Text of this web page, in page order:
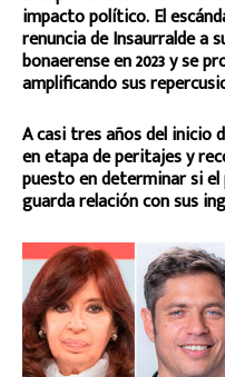
impacto político. El
renuncia de Insaurralde a
bonaerense en 2023 y se
amplificando sus
A casi tres años del inicio
en etapa de peritajes y
puesto en determinar si
guarda relación con sus